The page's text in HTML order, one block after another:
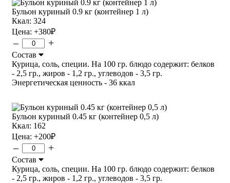
Бульон куриный 0.9 кг (контейнер 1 л)
Ккал: 324
Цена: +380₽
– +
Состав
Курица, соль, специи. На 100 гр. блюдо содержит: белков
- 2,5 гр., жиров - 1,2 гр., углеводов - 3,5 гр.
Энергетическая ценность - 36 ккал
Бульон куриный 0.45 кг (контейнер 0,5 л)
Ккал: 162
Цена: +200₽
– +
Состав
Курица, соль, специи. На 100 гр. блюдо содержит: белков
- 2,5 гр., жиров - 1,2 гр., углеводов - 3,5 гр.